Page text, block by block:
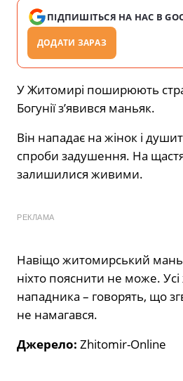
ПІДПИШІТЬСЯ НА НАС В
ДОДАТИ ЗАРАЗ
У Житомирі поширюють
Богунії з’явився маньяк.
Він нападає на жінок і
спроби задушення. На
залишилися живими.
РЕКЛАМА
Навіщо житомирський
ніхто пояснити не може.
нападника – говорять, що
не намагався.
Джерело: Zhitomir-Online